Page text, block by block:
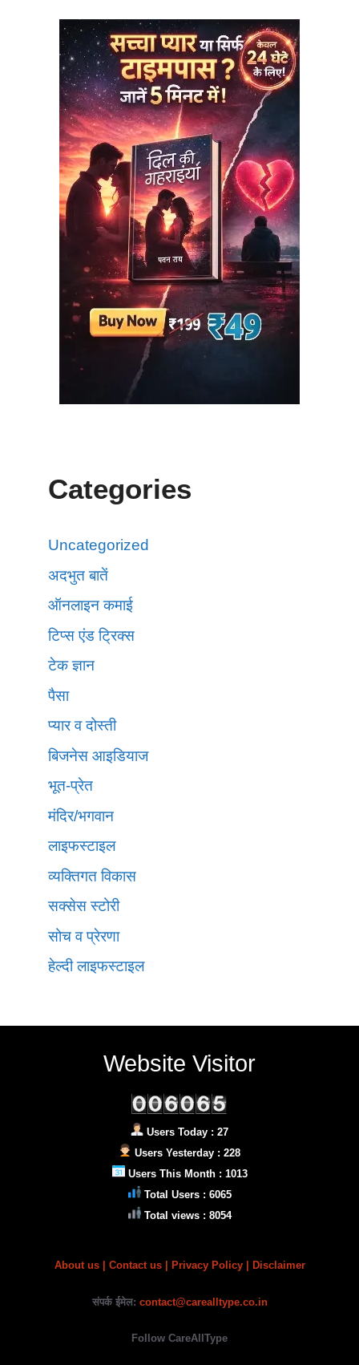
Categories
Uncategorized
अदभुत बातें
ऑनलाइन कमाई
टिप्स एंड ट्रिक्स
टेक ज्ञान
पैसा
प्यार व दोस्ती
बिजनेस आइडियाज
भूत-प्रेत
मंदिर/भगवान
लाइफस्टाइल
व्यक्तिगत विकास
सक्सेस स्टोरी
सोच व प्रेरणा
हेल्दी लाइफस्टाइल
Website Visitor
Users Today : 27
Users Yesterday : 228
Users This Month : 1013
Total Users : 6065
Total views : 8054
About us Contact us | Privacy Policy | Disclaimer
संपर्क ईमेल: contact@carealltype.co.in
Follow CareAllType